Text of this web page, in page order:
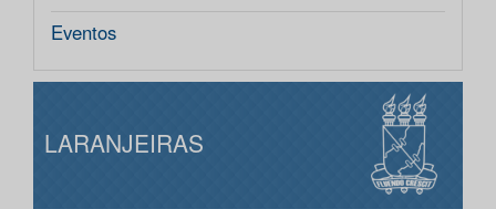
Eventos
LARANJEIRAS